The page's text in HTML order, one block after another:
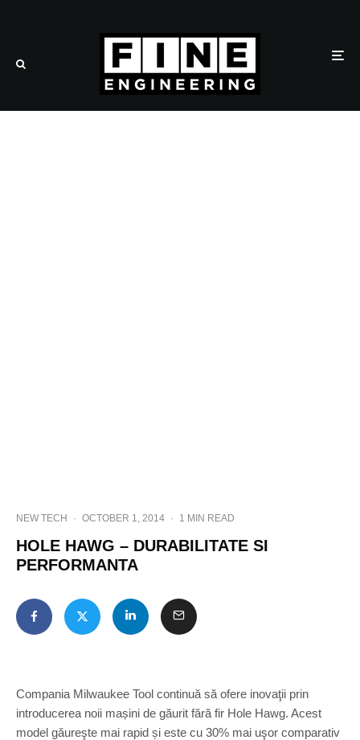
NEW TECH · OCTOBER 1, 2014 · 1 MIN READ
HOLE HAWG – DURABILITATE SI
PERFORMANTA
Compania Milwaukee Tool continuă să ofere inovaţii prin
introducerea noii mașini de găurit fără fir Hole Hawg. Acest
model găureşte mai rapid și este cu 30% mai uşor comparativ